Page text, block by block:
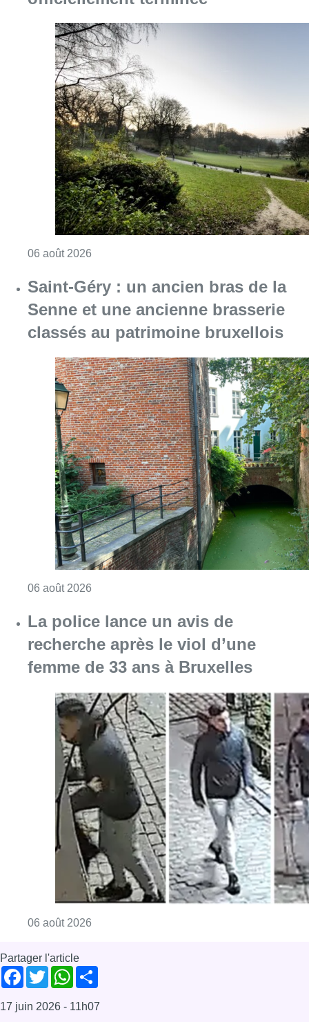
06 août 2026
Saint-Géry : un ancien bras de la
Senne et une ancienne brasserie
classés au patrimoine bruxellois
06 août 2026
La police lance un avis de
recherche après le viol d’une
femme de 33 ans à Bruxelles
06 août 2026
Partager l'article
Facebook
TwitterWhatsApp
17 juin 2026 - 11h07